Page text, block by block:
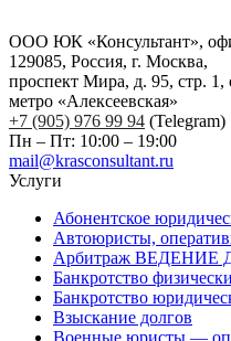
ООО ЮК «Консультант»,
129085, Россия, г. Москва,
проспект Мира, д. 95, стр. 1,
метро «Алексеевская»
+7 (905) 976 99 94 (Telegram)
Пн – Пт: 10:00 – 19:00
mail@krasconsultant.ru
Услуги
Абонентское
Автоюристы,
Арбитраж ВЕДЕНИЕ
Банкротство
Банкротство
Взыскание долгов